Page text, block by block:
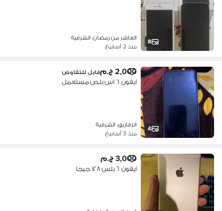
8
العاشر من رمضان، الشرقية
منذ 2 أسابيع
4
2,000 ج.م قابل للتفاوض
ايفون ٦ اس بلص مستعمل
الزقازيق، الشرقية
منذ 3 أسابيع
3,000 ج.م
ايفون ٦ بلس ١٢٨ جيجا